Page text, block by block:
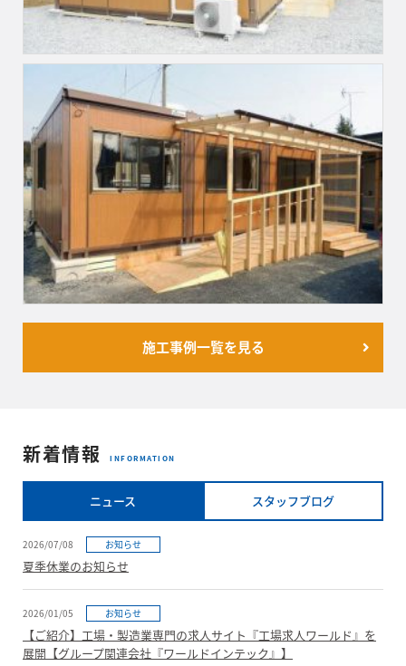
施工事例一覧を見る
新着情報 INFORMATION
ニュース スタッフブログ
2026/07/08 お知らせ
夏季休業のお知らせ
2026/01/05 お知らせ
【ご紹介】工場・製造業専門の求人サイト『工場求人ワールド』を
展開【グループ関連会社『ワールドインテック』】